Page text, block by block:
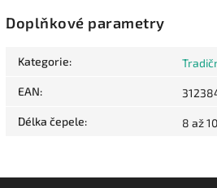
Doplňkové parametry
Kategorie:
EAN:
Délka čepele: 8 až